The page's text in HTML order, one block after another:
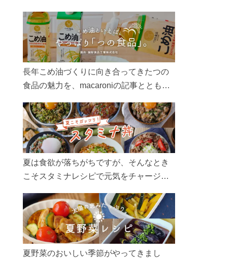
長年こめ油づくりに向き合ってきたつの
食品の魅力を、macaroniの記事とともに
ん、製造現場や品質へのこだわりまで。
こめ油をもっと好きになるコンテンツを
ぜひお楽しみください。
夏は食欲が落ちがちですが、そんなとき
こそスタミナレシピで元気をチャージ！
リ食べて、夏バテを吹き飛ばしましょ
う！
夏野菜のおいしい季節がやってきまし